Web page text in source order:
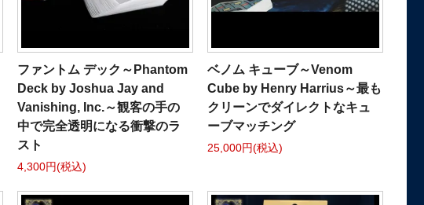
ファントム デック～Phantom
Deck by Joshua Jay and
Vanishing, Inc.～観客の手の
中で完全透明になる衝撃のラ
スト
4,300円(税込)
ベノム キューブ～Venom
Cube by Henry Harrius～最も
クリーンでダイレクトなキュ
ーブマッチング
25,000円(税込)